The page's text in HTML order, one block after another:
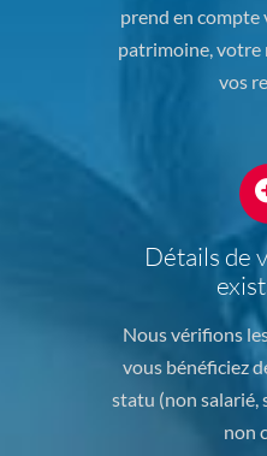
prend en
patrimoine, votre
vos
Détails de
Nous vérifions
vous bénéficiez
statu (non salarié,
non